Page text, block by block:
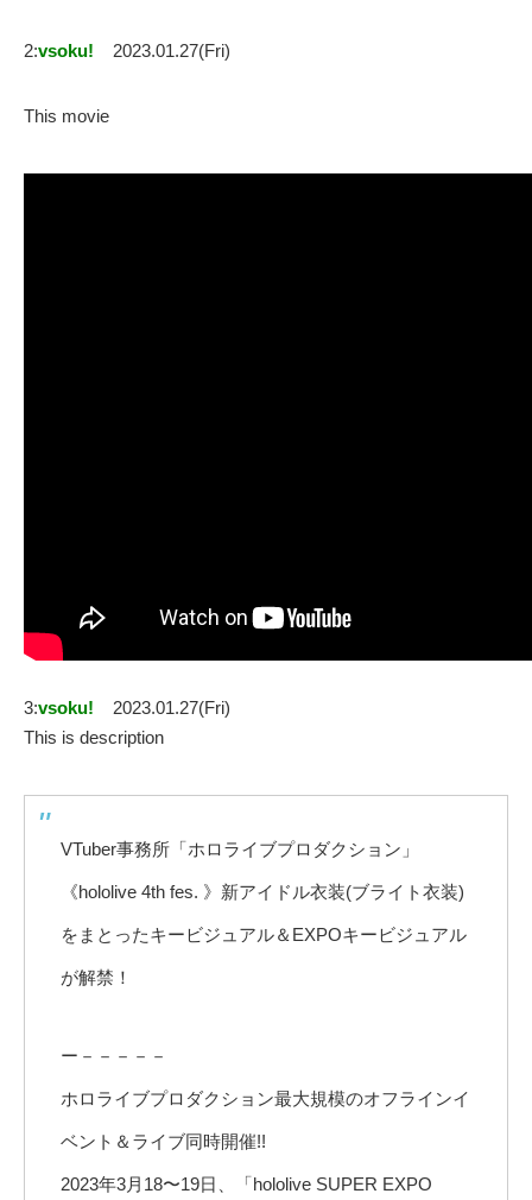
2:vsoku! 2023.01.27(Fri)
This movie
3:vsoku!
2023.01.27(Fri)
This is description
VTuber事務所「ホロライブプロダクション」
《hololive 4th fes. 》新アイドル衣装(ブライト衣装)
をまとったキービジュアル＆EXPOキービジュアル
が解禁！
ー－－－－－
ホロライブプロダクション最大規模のオフラインイ
ベント＆ライブ同時開催!!
2023年3月18〜19日、「hololive SUPER EXPO